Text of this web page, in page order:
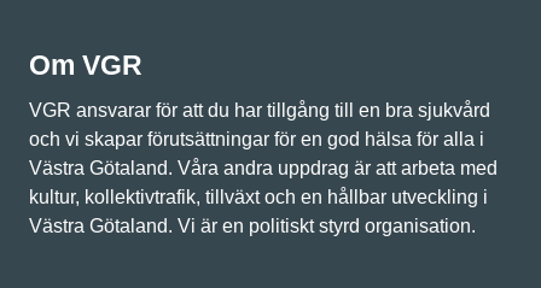
Om VGR
VGR ansvarar för att du har tillgång till en bra sjukvård
och vi skapar förutsättningar för en god hälsa för alla i
Västra Götaland. Våra andra uppdrag är att arbeta med
kultur, kollektivtrafik, tillväxt och en hållbar utveckling i
Västra Götaland. Vi är en politiskt styrd organisation.